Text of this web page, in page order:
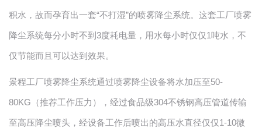
积水，故而孕育出一套“不打湿”的喷雾降尘系统。这套工厂喷雾
降尘系统每分小时不到3度耗电量，用水每小时仅仅1吨水，不
仅节能而且可以达到效果。
景程工厂喷雾降尘系统通过喷雾降尘设备将水加压至50-
80KG（推荐工作压力），经过食品级304不锈钢高压管道传输
至高压降尘喷头，经设备工作后喷出的高压水直径仅仅1-10微